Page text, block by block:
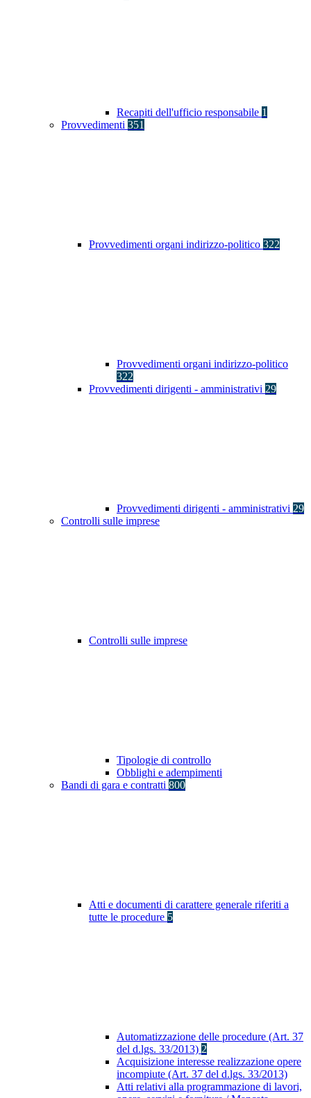
Recapiti dell'ufficio responsabile 1
Provvedimenti 351
Provvedimenti organi indirizzo-politico 322
Provvedimenti organi indirizzo-politico
322
Provvedimenti dirigenti - amministrativi 29
Provvedimenti dirigenti - amministrativi 29
Controlli sulle imprese
Controlli sulle imprese
Tipologie di controllo
Obblighi e adempimenti
Bandi di gara e contratti 800
Atti e documenti di carattere generale riferiti a
tutte le procedure 5
Automatizzazione delle procedure (Art. 37
del d.lgs. 33/2013) 2
Acquisizione interesse realizzazione opere
incompiute (Art. 37 del d.lgs. 33/2013)
Atti relativi alla programmazione di lavori,